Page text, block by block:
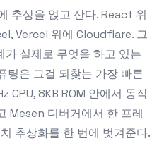
추상을 얹고 산다. React 위
Vercel 위에 Cloudflare. 그
실제로 무엇을 하고 있는
팅은 그걸 되찾는 가장 빠른
CPU, 8KB ROM 안에서 동작
Mesen 디버거에서 한 프레
추상화를 한 번에 벗겨준다.